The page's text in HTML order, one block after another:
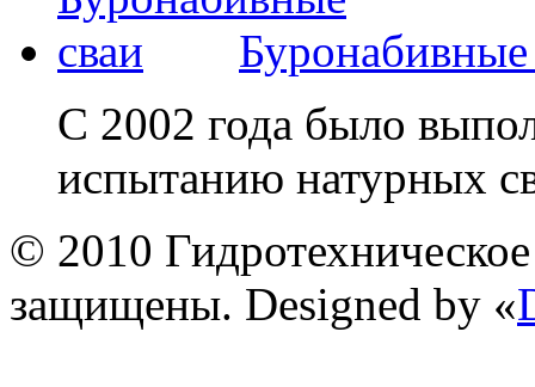
Буронабивные
С 2002 года было
испытанию натурных
© 2010
защищены. Designed by «